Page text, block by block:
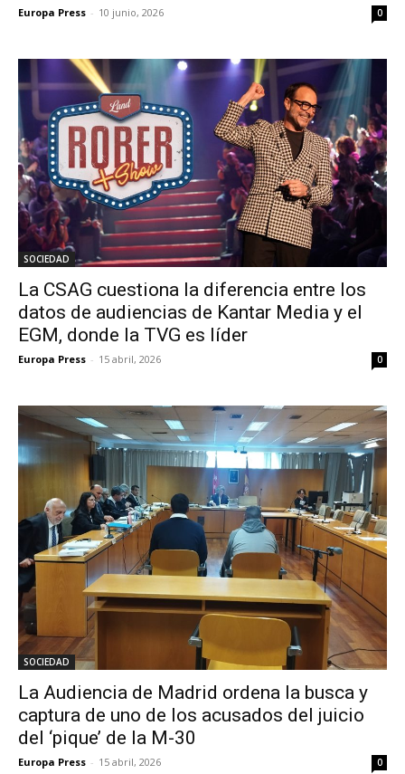
Europa Press - 10 junio, 2026 0
SOCIEDAD
La CSAG cuestiona la diferencia entre los
datos de audiencias de Kantar Media y el
EGM, donde la TVG es líder
Europa Press - 15 abril, 2026 0
SOCIEDAD
La Audiencia de Madrid ordena la busca y
captura de uno de los acusados del juicio
del ‘pique’ de la M-30
Europa Press - 15 abril, 2026 0